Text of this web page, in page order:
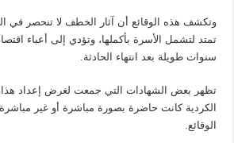
وتكشف هذه الوقائع أن آثار الخطف لا تنحصر في
تمتد لتشمل الأسرة بأكملها، وتؤدي إلى أعباء
سنوات طويلة بعد انتهاء الحادثة.
تظهر بعض الشهادات التي جمعت لغرض إعداد هذا
الكردية كانت حاضرة بصورة مباشرة أو غير
الوقائع.